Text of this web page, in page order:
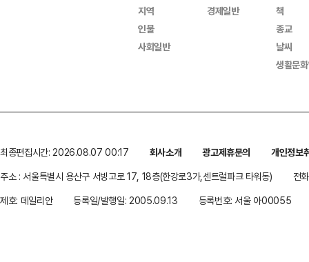
지역
인물
사회일반
경제일반
책
종교
날씨
생활문
최종편집시간: 2026.08.07 00:17 회사소개 광고제휴문의
개인정보
주소 : 서울특별시 용산구 서빙고로 17, 18층(한강로3가,센트럴파크 타워동)
전
제호: 데일리안
등록일/발행일: 2005.09.13 등록번호: 서울 아00055